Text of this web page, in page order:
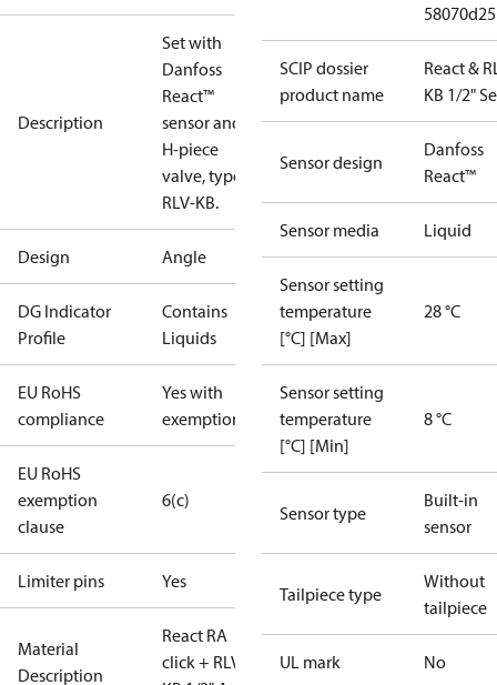
Description
Set with
Danfoss
React™
sensor and
H-piece
valve, type
RLV-KB.
Design Angle
DG Indicator
Profile
Contains
Liquids
EU RoHS
compliance
Yes with
exemptions
EU RoHS
exemption
clause
6(c)
Limiter pins Yes
Material
Description
React RA
click + RLV-
SCIP dossier
product name
React &
KB 1/2"
Sensor design
Danfoss
React™
Sensor media Liquid
Sensor setting
temperature
[°C] [Max]
28 °C
Sensor setting
temperature
[°C] [Min]
8 °C
Sensor type
Built-in
sensor
Tailpiece type
Without
tailpiece
UL mark No